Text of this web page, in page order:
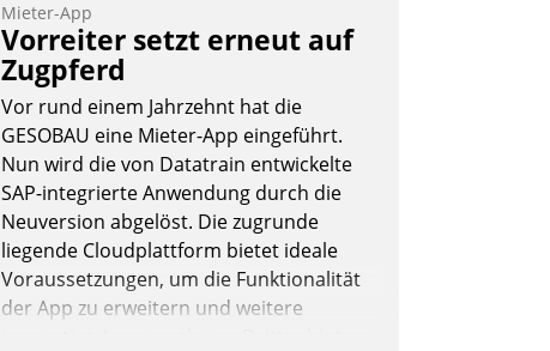
Mieter-App
Vorreiter setzt erneut auf
Zugpferd
Vor rund einem Jahrzehnt hat die
GESOBAU eine Mieter-App eingeführt.
Nun wird die von Datatrain entwickelte
SAP-integrierte Anwendung durch die
Neuversion abgelöst. Die zugrunde
liegende Cloudplattform bietet ideale
Voraussetzungen, um die Funktionalität
der App zu erweitern und weitere